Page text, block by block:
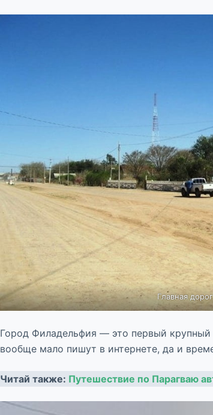
Главная
Город Филадельфия — это первый крупный
вообще мало пишут в интернете, да и
Читай также: Путешествие по Парагваю